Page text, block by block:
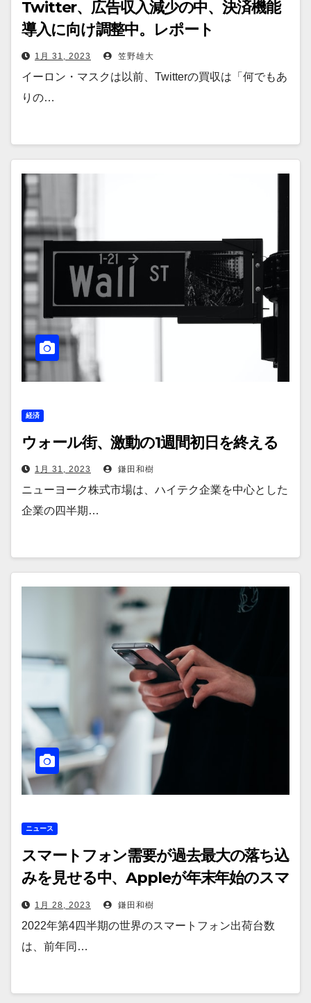
Twitter、広告収入減少の中、決済機能
導入に向け調整中。レポート
1月 31, 2023 笠野雄大
イーロン・マスクは以前、Twitterの買収は「何でもあ
りの…
経済
ウォール街、激動の1週間初日を終える
1月 31, 2023 鎌田和樹
ニューヨーク株式市場は、ハイテク企業を中心とした
企業の四半期…
ニュース
スマートフォン需要が過去最大の落ち込
みを見せる中、Appleが年末年始のスマ
ートフォン市場をリード。IDC
1月 28, 2023 鎌田和樹
2022年第4四半期の世界のスマートフォン出荷台数
は、前年同…